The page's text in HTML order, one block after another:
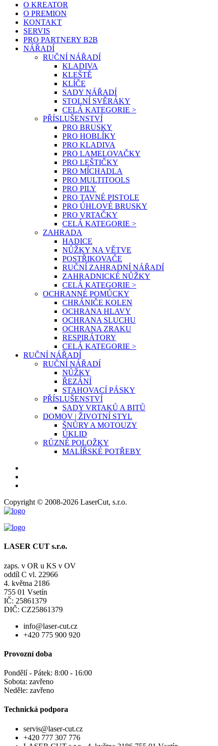
O KREATOR
O PREMION
KONTAKT
SERVIS
PRO PARTNERY B2B
NÁŘADÍ
RUČNÍ NÁŘADÍ
KLADIVA
KLEŠTĚ
KLÍČE
SADY NÁŘADÍ
STOLNÍ SVĚRÁKY
CELÁ KATEGORIE >
PŘÍSLUŠENSTVÍ
PRO BRUSKY
PRO HOBLÍKY
PRO KLADIVA
PRO LAMELOVAČKY
PRO LEŠTIČKY
PRO MÍCHADLA
PRO MULTITOOLS
PRO PILY
PRO TAVNÉ PISTOLE
PRO ÚHLOVÉ BRUSKY
PRO VRTAČKY
CELÁ KATEGORIE >
ZAHRADA
HADICE
NŮŽKY NA VĚTVE
POSTŘIKOVAČE
RUČNÍ ZAHRADNÍ NÁŘADÍ
ZAHRADNICKÉ NŮŽKY
CELÁ KATEGORIE >
OCHRANNÉ POMŮCKY
CHRÁNIČE KOLEN
OCHRANA HLAVY
OCHRANA SLUCHU
OCHRANA ZRAKU
RESPIRÁTORY
CELÁ KATEGORIE >
RUČNÍ NÁŘADÍ
RUČNÍ NÁŘADÍ
NŮŽKY
ŘEZÁNÍ
STAHOVACÍ PÁSKY
PŘÍSLUŠENSTVÍ
SADY VRTAKŮ A BITŮ
DOMOV | ŽIVOTNÍ STYL
ŠNŮRY A MOTOUZY
ÚKLID
RŮZNÉ POLOŽKY
MALÍŘSKÉ POTŘEBY
Copyright © 2008-2026 LaserCut, s.r.o.
LASER CUT s.r.o.
zaps. v OR u KS v OV
oddíl C vl. 22966
4. května 2186
755 01 Vsetín
IČ: 25861379
DIČ: CZ25861379
info@laser-cut.cz
+420 775 900 920
Provozní doba
Pondělí - Pátek: 8:00 - 16:00
Sobota: zavřeno
Neděle: zavřeno
Technická podpora
servis@laser-cut.cz
+420 777 307 776